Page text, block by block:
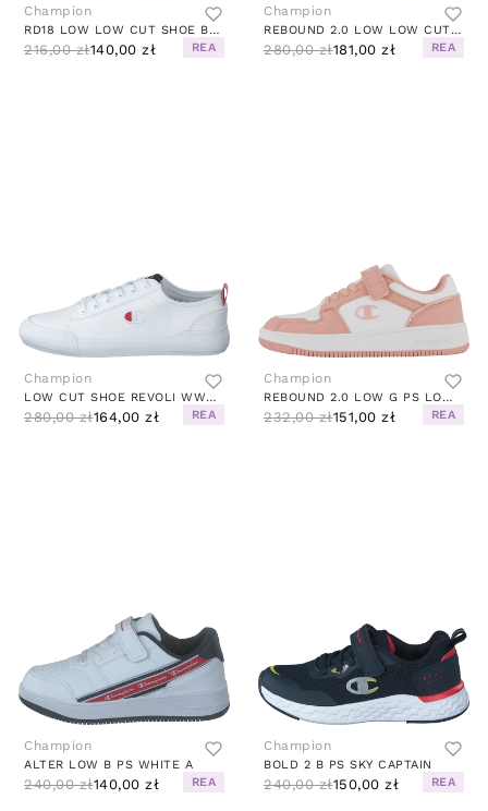
Champion
RD18 LOW LOW CUT SHOE BLACK BEAUTY D
216,00 zł140,00 zł REA
Champion
REBOUND 2.0 LOW LOW CUT SHOE JET BLACK A
280,00 zł181,00 zł REA
Champion
LOW CUT SHOE REVOLI WW001
280,00 zł164,00 zł REA
Champion
REBOUND 2.0 LOW G PS LOW CUT S DOG ROSE
232,00 zł151,00 zł REA
Champion
ALTER LOW B PS WHITE A
240,00 zł140,00 zł REA
Champion
BOLD 2 B PS SKY CAPTAIN
240,00 zł150,00 zł REA